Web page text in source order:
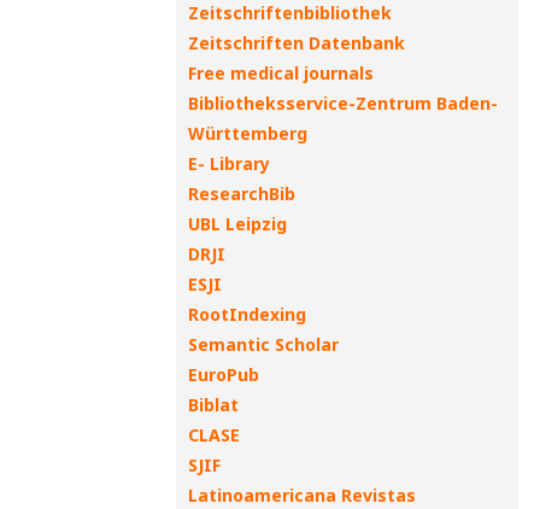
Zeitschriftenbibliothek
Zeitschriften Datenbank
Free medical journals
Bibliotheksservice-Zentrum Baden-
Württemberg
E- Library
ResearchBib
UBL Leipzig
DRJI
ESJI
RootIndexing
Semantic Scholar
EuroPub
Biblat
CLASE
SJIF
Latinoamericana Revistas